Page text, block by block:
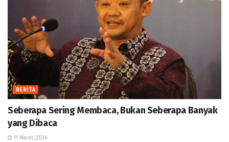
BERITA
Seberapa Sering Membaca, Bukan Seberapa Banyak
yang Dibaca
11 Maret, 2026